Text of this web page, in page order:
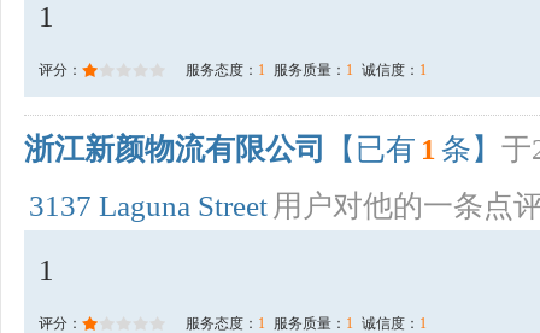
1
评分： 服务态度： 1 服务质量： 1 诚信度： 1
浙江新颜物流有限公司 【已有 1 条】 于
3137 Laguna Street 用户对他的一条点
1
评分： 服务态度： 1 服务质量： 1 诚信度： 1